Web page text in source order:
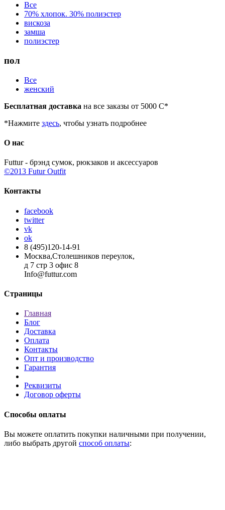
Все
70% хлопок. 30% полиэстер
вискоза
замша
полиэстер
пол
Все
женский
Бесплатная доставка на все заказы от 5000 С*
*Нажмите здесь, чтобы узнать подробнее
О нас
Futtur - брэнд сумок, рюкзаков и аксессуаров
©2013 Futur Outfit
Контакты
facebook
twitter
vk
ok
8 (495)120-14-91
Москва,Столешников переулок,
д 7 стр 3 офис 8
Info@futtur.com
Страницы
Главная
Блог
Доставка
Оплата
Контакты
Опт и производство
Гарантия
Реквизиты
Договор оферты
Способы оплаты
Вы можете оплатить покупки наличными при получении,
либо выбрать другой способ оплаты: